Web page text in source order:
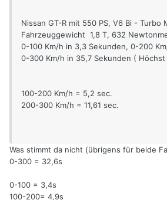
Nissan GT-R mit 550 PS, V6 Bi - Turbo
Fahrzeuggewicht 1,8 T, 632
0-100 Km/h in 3,3 Sekunden, 0-200
0-300 Km/h in 35,7 Sekunden ( Höchst
100-200 Km/h = 5,2 sec.
200-300 Km/h = 11,61 sec.
Was stimmt da nicht (übrigens für beide
0-300 = 32,6s
0-100 = 3,4s
100-200= 4,9s